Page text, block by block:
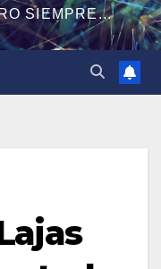
SIEMPRE...